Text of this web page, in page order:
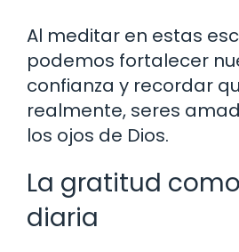
Al meditar en estas
podemos fortalecer
confianza y recordar
realmente, seres
los ojos de Dios.
La gratitud
diaria